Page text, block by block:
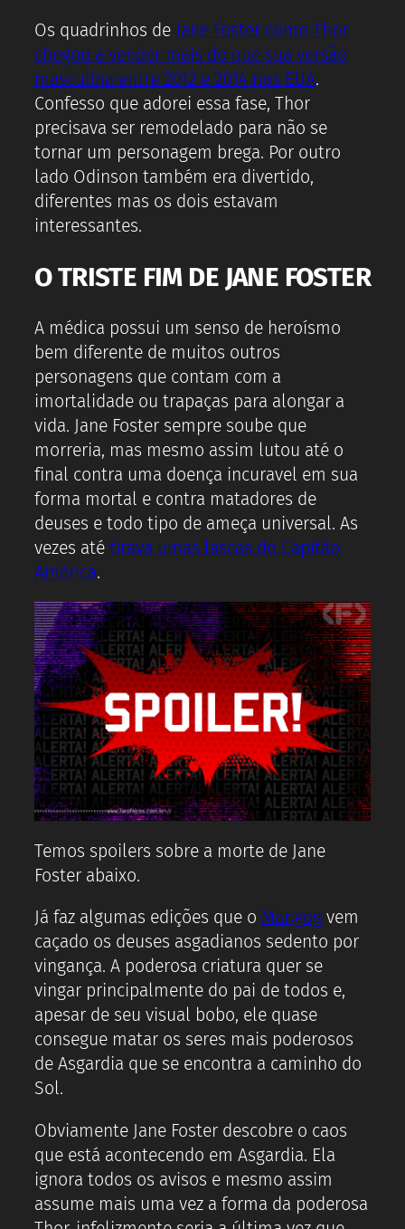
Os quadrinhos de Jane Foster como Thor
chegou a vender mais do que sua versão
masculina entre 2012 e 2014 nos EUA.
Confesso que adorei essa fase, Thor
precisava ser remodelado para não se
tornar um personagem brega. Por outro
lado Odinson também era divertido,
diferentes mas os dois estavam
interessantes.
O TRISTE FIM DE JANE FOSTER
A médica possui um senso de heroísmo
bem diferente de muitos outros
personagens que contam com a
imortalidade ou trapaças para alongar a
vida. Jane Foster sempre soube que
morreria, mas mesmo assim lutou até o
final contra uma doença incuravel em sua
forma mortal e contra matadores de
deuses e todo tipo de ameça universal. As
vezes até tirava umas lascas do Capitão
América.
Temos spoilers sobre a morte de Jane
Foster abaixo.
Já faz algumas edições que o Mangogvem
caçado os deuses asgadianos sedento por
vingança. A poderosa criatura quer se
vingar principalmente do pai de todos e,
apesar de seu visual bobo, ele quase
consegue matar os seres mais poderosos
de Asgardia que se encontra a caminho do
Sol.
Obviamente Jane Foster descobre o caos
que está acontecendo em Asgardia. Ela
ignora todos os avisos e mesmo assim
assume mais uma vez a forma da poderosa